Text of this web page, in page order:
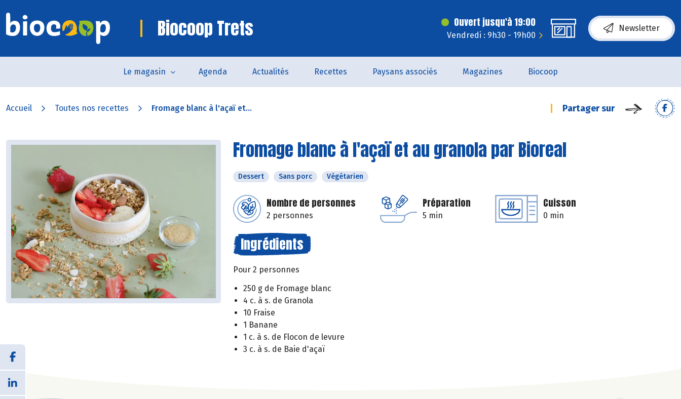
Biocoop Trets Ouvert jusqu'à 19:00
Vendredi : 9h30 - 19h00
Newsletter
Le magasin Agenda Actualités Recettes Paysans associés Magazines Biocoop
Accueil Toutes nos recettes Fromage blanc à l'açaï et... Partager sur
Fromage blanc à l'açaï et au granola par Bioreal
Dessert Sans porc Végétarien
Nombre de personnes
2 personnes
Préparation
5 min
Cuisson
0 min
Ingrédients
Pour 2 personnes
250 g de Fromage blanc
4 c. à s. de Granola
10 Fraise
1 Banane
1 c. à s. de Flocon de levure
3 c. à s. de Baie d'açaï